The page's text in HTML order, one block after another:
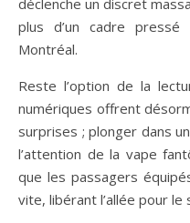
plus d’un cadre
Montréal.
Reste l’option de la
numériques offrent
surprises ; plonger dans
l’attention de la vape
que les passagers
vite, libérant l’allée pour